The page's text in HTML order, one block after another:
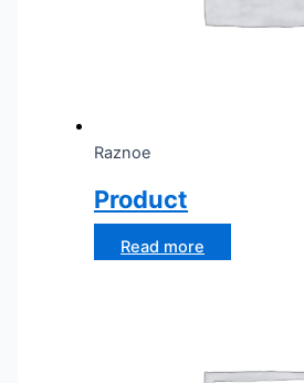
Raznoe
Product
Read more